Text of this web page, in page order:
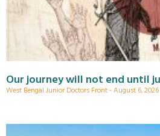
Our journey will not end until
West Bengal Junior Doctors Front August 6, 2026